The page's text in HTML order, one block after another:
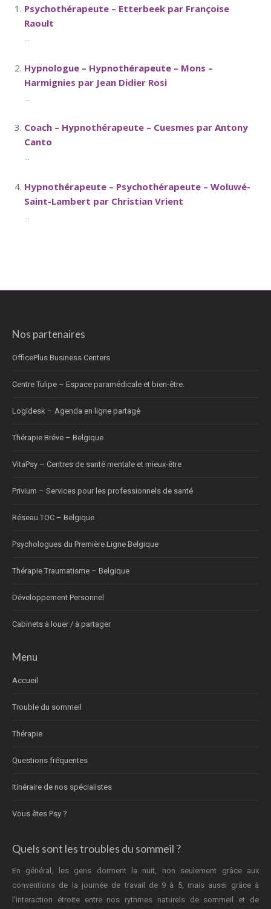
Psychothérapeute – Etterbeek par Françoise
Raoult
...
Hypnologue – Hypnothérapeute – Mons –
Harmignies par Jean Didier Rosi
...
Coach – Hypnothérapeute – Cuesmes par Antony
Canto
...
Hypnothérapeute – Psychothérapeute – Woluwé-
Saint-Lambert par Christian Vrient
...
Nos partenaires
OfficePlus Business Centers
Centre Tulipe – Espace paramédicale et bien-être.
Logidesk – Agenda en ligne partagé
Thérapie Bréve – Belgique
VitaPsy – Centres de santé mentale et mieux-être
Privium – Services pour les professionnels de santé
Réseau TOC – Belgique
Psychologues du Première Ligne Belgique
Thérapie Traumatisme – Belgique
Développement Personnel
Cabinets à louer / à partager
Menu
Accueil
Trouble du sommeil
Thérapie
Questions fréquentes
Itinéraire de nos spécialistes
Vous êtes Psy ?
Quels sont les troubles du sommeil ?
En général, les gens dorment la nuit, non seulement grâce aux
conventions de la journée de travail de 9 à 5, mais aussi grâce à
l'interaction étroite entre nos rythmes naturels de sommeil et de